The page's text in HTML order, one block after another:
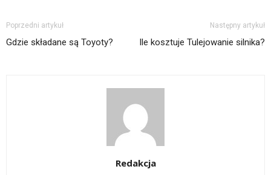
Poprzedni artykuł
Gdzie składane są Toyoty?
Następny artykuł
Ile kosztuje Tulejowanie silnika?
Redakcja